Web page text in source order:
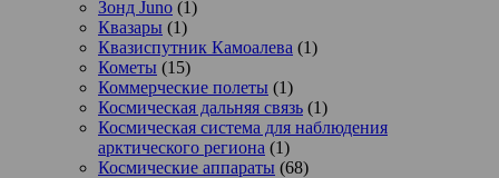
Зонд Juno (1)
Квазары (1)
Квазиспутник Камоалева (1)
Кометы (15)
Коммерческие полеты (1)
Космическая дальняя связь (1)
Космическая система для наблюдения
арктического региона (1)
Космические аппараты (68)